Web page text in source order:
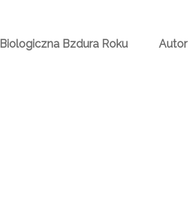
Biologiczna Bzdura Roku Autor